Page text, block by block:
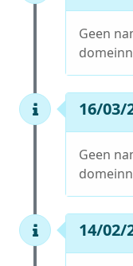
Geen
16/03/
Geen
14/02/